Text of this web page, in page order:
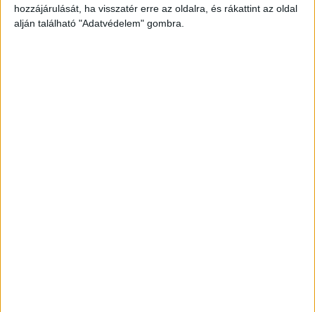
hozzájárulását, ha visszatér erre az oldalra, és rákattint az oldal
alján található "Adatvédelem" gombra.